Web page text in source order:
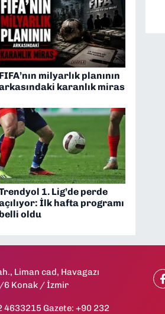
FIFA’nın milyarlık planının
karanlık miras
1. Lig’de perde
İlk hafta programı
belli oldu
Liman cad, Havagazı
6 Konak / İzmir
4633215 Gazete: +90 232